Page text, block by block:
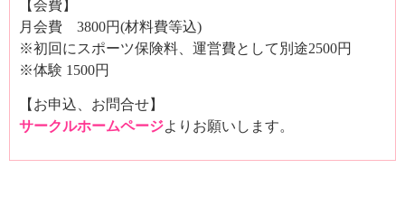
【会費】
月会費 3800円(材料費等込)
※初回にスポーツ保険料、運営費として別途2500円
※体験 1500円
【お申込、お問合せ】
サークルホームページよりお願いします。